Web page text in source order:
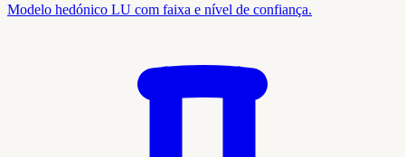
Modelo hedónico LU com faixa e nível de confiança.